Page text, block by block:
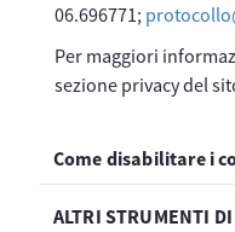
06.696771;
Per maggiori
sezione privacy del
Come disabilitare i
ALTRI STRUMENTI